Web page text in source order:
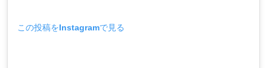
この投稿をInstagramで見る